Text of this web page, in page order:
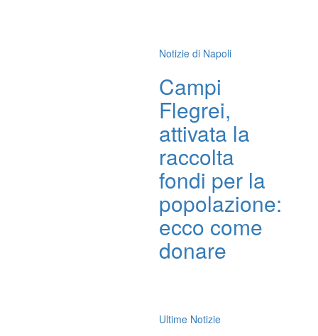
Notizie di Napoli
Campi
Flegrei,
attivata la
raccolta
fondi per la
popolazione:
ecco come
donare
Ultime Notizie